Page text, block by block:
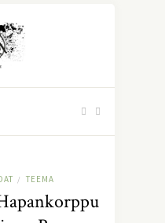
/ TEEMA